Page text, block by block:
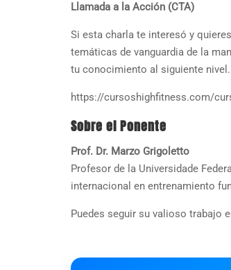
Llamada a la Acción (CTA)
Si esta charla te interesó y
temáticas de vanguardia de la
tu conocimiento al siguiente nivel.
https://cursoshighfitness.com/
Sobre el Ponente
Prof. Dr. Marzo Grigoletto
Profesor de la Universidade
internacional en entrenamiento
Puedes seguir su valioso trabajo